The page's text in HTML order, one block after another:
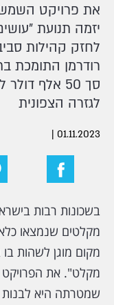
את פרויקט
יזמה תנועת
לחזק קהילות
רודרמן התומכת
סך 50 אלף
לגזרה הצפונית
01.11.2023
|
בשכונות רבות
מקלטים שנמצאו
מקום מוגן לשהות
מקלט". את הפרויקט
שמטרתה היא לבנות